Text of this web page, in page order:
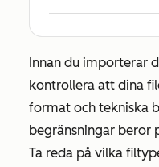
Innan du importerar
kontrollera att dina
format och tekniska
begränsningar beror
Ta reda på vilka